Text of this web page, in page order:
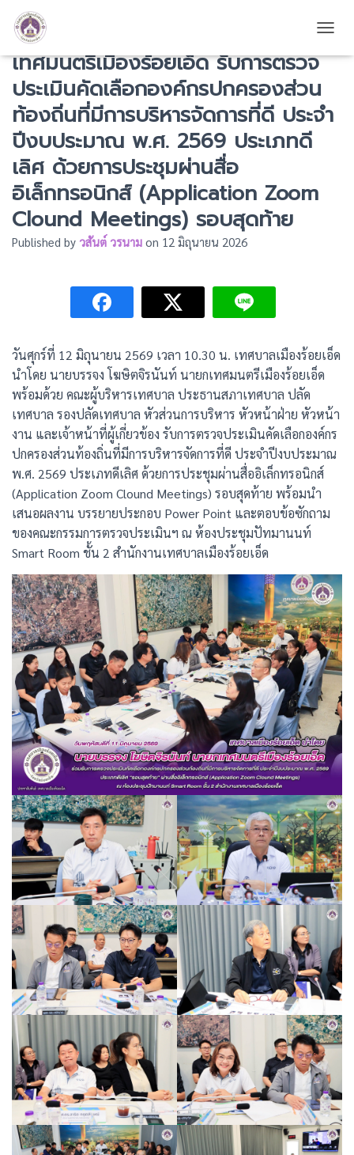
เทศบาลเมืองร้อยเอ็ด นำโดย นายก
เทศมนตรีเมืองร้อยเอ็ด รับการตรวจ
ประเมินคัดเลือกองค์กรปกครองส่วน
ท้องถิ่นที่มีการบริหารจัดการที่ดี ประจำ
ปีงบประมาณ พ.ศ. 2569 ประเภทดี
เลิศ ด้วยการประชุมผ่านสื่อ
อิเล็กทรอนิกส์ (Application Zoom
Clound Meetings) รอบสุดท้าย
Published by วสันต์ วรนาม on 12 มิถุนายน 2026
วันศุกร์ที่ 12 มิถุนายน 2569 เวลา 10.30 น. เทศบาลเมืองร้อยเอ็ด
นำโดย นายบรรจง โฆษิตจิรนันท์ นายกเทศมนตรีเมืองร้อยเอ็ด
พร้อมด้วย คณะผู้บริหารเทศบาล ประธานสภาเทศบาล ปลัด
เทศบาล รองปลัดเทศบาล หัวส่วนการบริหาร หัวหน้าฝ่าย หัวหน้า
งาน และเจ้าหน้าที่ผู้เกี่ยวข้อง รับการตรวจประเมินคัดเลือกองค์กร
ปกครองส่วนท้องถิ่นที่มีการบริหารจัดการที่ดี ประจำปีงบประมาณ
พ.ศ. 2569 ประเภทดีเลิศ ด้วยการประชุมผ่านสื่ออิเล็กทรอนิกส์
(Application Zoom Clound Meetings) รอบสุดท้าย พร้อมนำ
เสนอผลงาน บรรยายประกอบ Power Point และตอบข้อซักถาม
ของคณะกรรมการตรวจประเมินฯ ณ ห้องประชุมปัทมานนท์
Smart Room ชั้น 2 สำนักงานเทศบาลเมืองร้อยเอ็ด